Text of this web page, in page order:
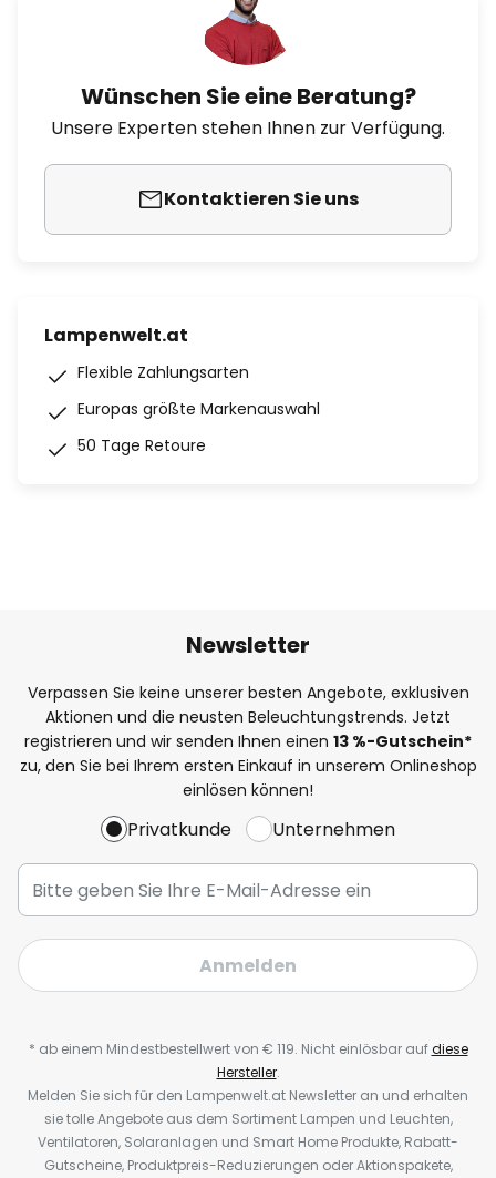
Wünschen Sie eine Beratung?
Unsere Experten stehen Ihnen zur Verfügung.
Kontaktieren Sie uns
Lampenwelt.at
Flexible Zahlungsarten
Europas größte Markenauswahl
50 Tage Retoure
Newsletter
Verpassen Sie keine unserer besten Angebote, exklusiven
Aktionen und die neusten Beleuchtungstrends. Jetzt
registrieren und wir senden Ihnen einen 13 %-Gutschein*
zu, den Sie bei Ihrem ersten Einkauf in unserem Onlineshop
einlösen können!
Privatkunde Unternehmen
Anmelden
* ab einem Mindestbestellwert von € 119. Nicht einlösbar aufdiese
Hersteller.
Melden Sie sich für den Lampenwelt.at Newsletter an und erhalten
sie tolle Angebote aus dem Sortiment Lampen und Leuchten,
Ventilatoren, Solaranlagen und Smart Home Produkte, Rabatt-
Gutscheine, Produktpreis-Reduzierungen oder Aktionspakete,